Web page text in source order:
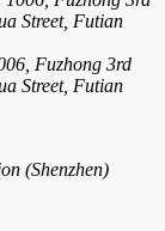
Fuzhong 3rd
Street, Futian
(Shenzhen)